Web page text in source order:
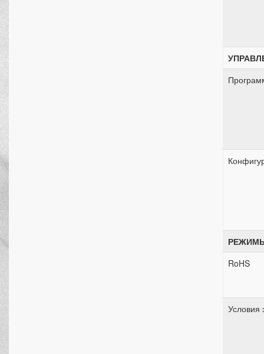
RoHS
Условия